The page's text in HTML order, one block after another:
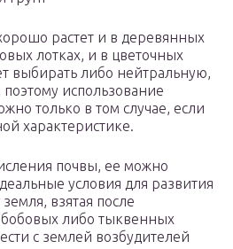
растет и в деревянных
лотках, и в цветочных
выбирать либо нейтральную,
использование
только в том случае, если
характеристике.
почвы, ее можно
условия для развития
взятая после
либо тыквенных
с землей возбудителей